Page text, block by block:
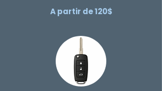
A partir de 120$